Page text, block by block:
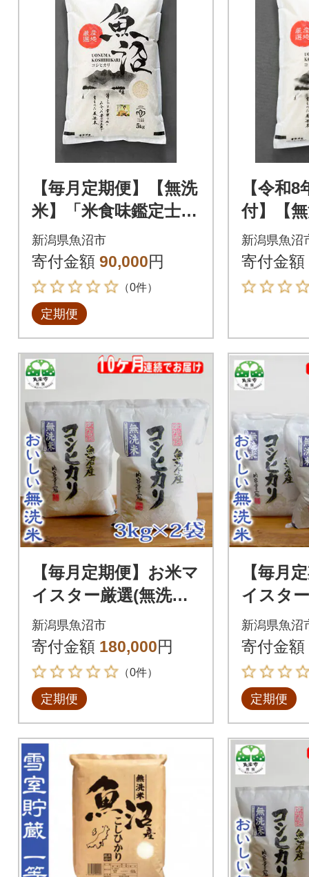
【毎月定期便】【無洗
米】「米食味鑑定士
厳選」魚沼産コシヒカ
リ5kg全6回
新潟県魚沼市
寄付金額 90,000円
（0件）
定期便
【令和
付】【
味鑑定
産コシ
新潟県魚沼
寄付金額
【毎月定期便】お米マ
イスター厳選(無洗米)
魚沼産コシヒカリ10
0% 6kg(3kg×2)全10回
新潟県魚沼市
寄付金額 180,000円
（0件）
定期便
【毎月
イスタ
魚沼産
0%
新潟県魚沼
寄付金額
定期便